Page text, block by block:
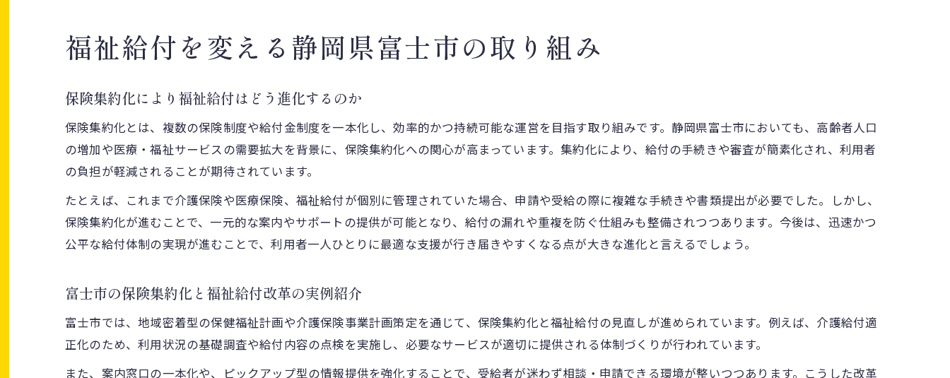
福祉給付を変える静岡県富士市の取り組み
保険集約化により福祉給付はどう進化するのか
保険集約化とは、複数の保険制度や給付金制度を一本化し、効率的かつ持続可能な運営を目指す取り組みです。静岡県富士市においても、高齢者人口
の増加や医療・福祉サービスの需要拡大を背景に、保険集約化への関心が高まっています。集約化により、給付の手続きや審査が簡素化され、利用者
の負担が軽減されることが期待されています。
たとえば、これまで介護保険や医療保険、福祉給付が個別に管理されていた場合、申請や受給の際に複雑な手続きや書類提出が必要でした。しかし、
保険集約化が進むことで、一元的な案内やサポートの提供が可能となり、給付の漏れや重複を防ぐ仕組みも整備されつつあります。今後は、迅速かつ
公平な給付体制の実現が進むことで、利用者一人ひとりに最適な支援が行き届きやすくなる点が大きな進化と言えるでしょう。
富士市の保険集約化と福祉給付改革の実例紹介
富士市では、地域密着型の保健福祉計画や介護保険事業計画策定を通じて、保険集約化と福祉給付の見直しが進められています。例えば、介護給付適
正化のため、利用状況の基礎調査や給付内容の点検を実施し、必要なサービスが適切に提供される体制づくりが行われています。
また、案内窓口の一本化や、ピックアップ型の情報提供を強化することで、受給者が迷わず相談・申請できる環境が整いつつあります。こうした改革